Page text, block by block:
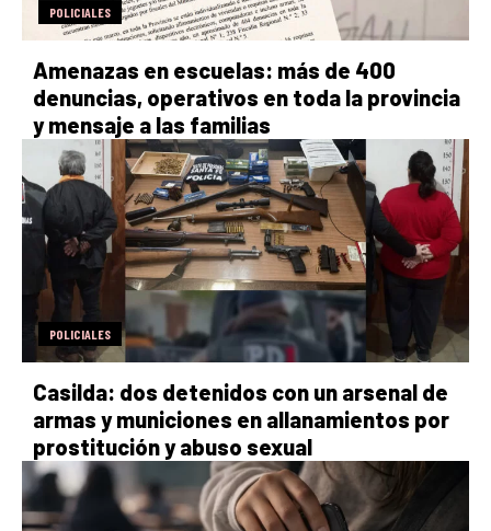
POLICIALES
Amenazas en escuelas: más de 400
denuncias, operativos en toda la provincia
y mensaje a las familias
POLICIALES
Casilda: dos detenidos con un arsenal de
armas y municiones en allanamientos por
prostitución y abuso sexual